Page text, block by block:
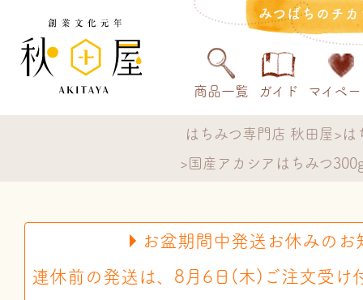
みつばちのチ
商品一覧 ガイド マイペ
はちみつ専門店 秋田屋
は
国産アカシアはちみつ
お盆期間中発送お休みのお
連休前の発送は、8月6日(木)ご注文受け